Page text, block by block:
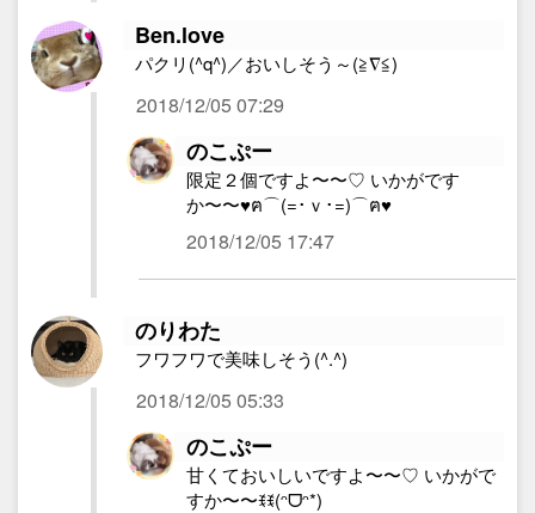
Ben.love
パクリ(^q^)／おいしそう～(≧∇≦)
2018/12/05 07:29
のこぷー
限定２個ですよ〜〜♡ いかがです
か〜〜♥ฅ⌒(=･ｖ･=)⌒ฅ♥
2018/12/05 17:47
のりわた
フワフワで美味しそう(^.^)
2018/12/05 05:33
のこぷー
甘くておいしいですよ〜〜♡ いかがで
すか〜〜ꉂꉂ(ᵔᗜᵔ*)